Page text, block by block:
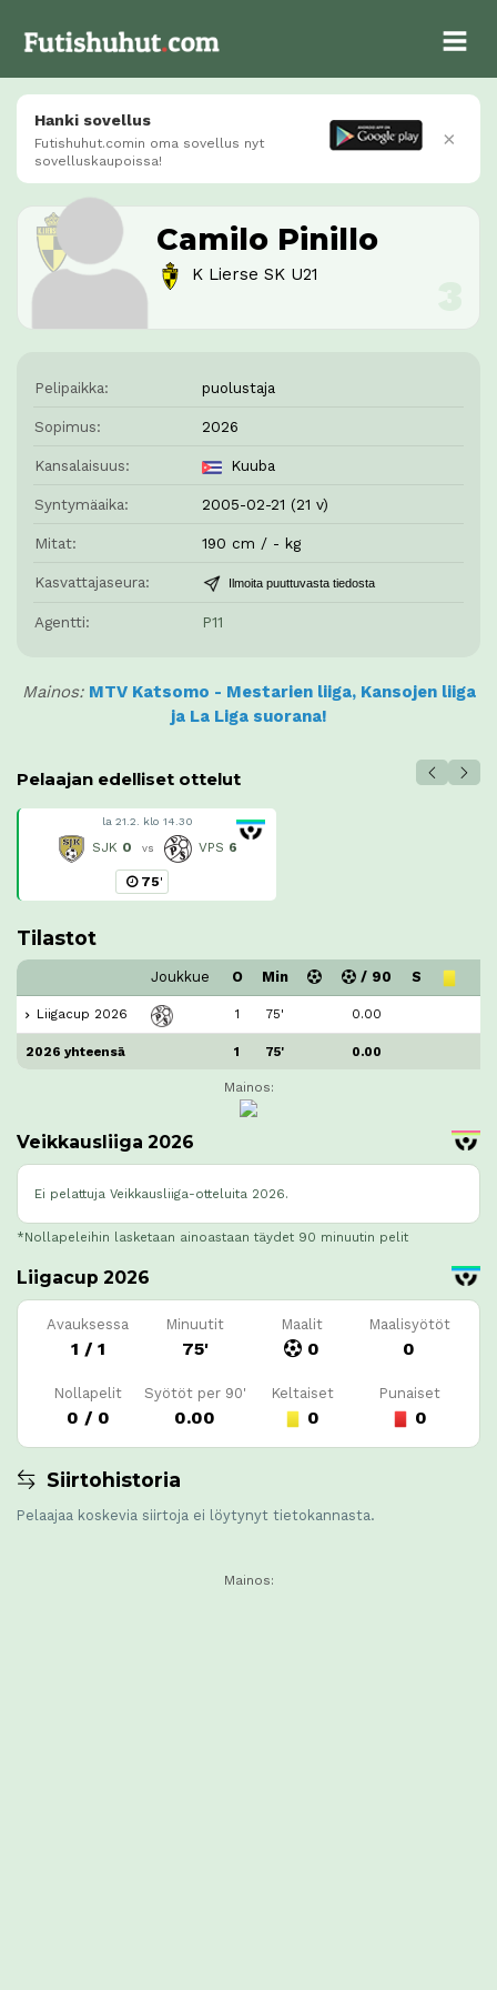
Hanki sovellus
Futishuhut.comin oma sovellus nyt
sovelluskaupoissa!
×
Camilo Pinillo
K Lierse SK U21
Pelipaikka: puolustaja
Sopimus: 2026
Kansalaisuus: Kuuba
Syntymäaika: 2005-02-21 (21 v)
Mitat: 190 cm / - kg
Kasvattajaseura: Ilmoita puuttuvasta tiedosta
Agentti: P11
Mainos: MTV Katsomo - Mestarien liiga, Kansojen liiga
ja La Liga suorana!
Pelaajan edelliset ottelut
la 21.2. klo 14.30
SJK 0 vs VPS 6
75'
Tilastot
Joukkue O Min / 90 S
Liigacup 2026 1 75' 0.00
2026 yhteensä 1 75' 0.00
Mainos:
Veikkausliiga 2026
Ei pelattuja Veikkausliiga-otteluita 2026.
*Nollapeleihin lasketaan ainoastaan täydet 90 minuutin pelit
Liigacup 2026
Avauksessa
1 / 1
Minuutit
75'
Maalit
0
Maalisyötöt
0
Nollapelit
0 / 0
Syötöt per 90'
0.00
Keltaiset
0
Punaiset
0
Siirtohistoria
Pelaajaa koskevia siirtoja ei löytynyt tietokannasta.
Mainos: